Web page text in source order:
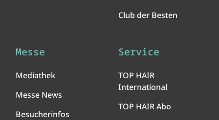
Club der Besten
Messe
Mediathek
Messe News
Besucherinfos
Service
TOP HAIR
International
TOP HAIR Abo